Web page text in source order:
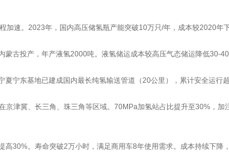
加速。2023年，国内高压储氢瓶产能突破10万只/年，成本较2020
蒙古投产，年产液氢2000吨。液氢储运成本较高压气态储运降低30-
夏宁东基地已建成国内最长纯氢输送管道（20公里），累计安全运行
京津冀、长三角、珠三角等区域。70MPa加氢站占比提升至30%，
高30%。寿命突破2万小时，满足商用车8年使用需求。成本持续下